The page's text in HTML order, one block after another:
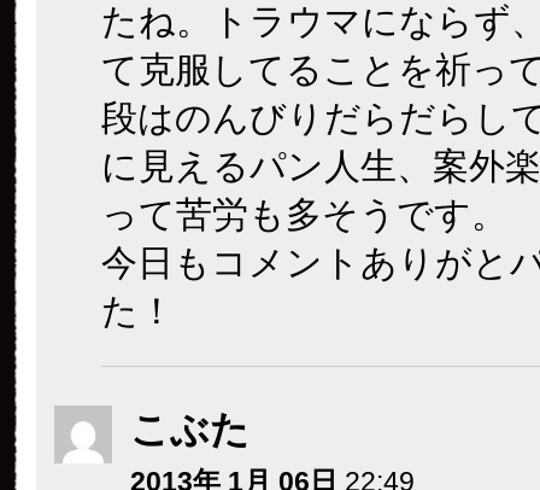
たね。トラウマにならず
て克服してることを祈っ
段はのんびりだらだらし
に見えるパン人生、案外
って苦労も多そうです。
今日もコメントありがと
た！
こぶた
2013年 1月 06日 22:49